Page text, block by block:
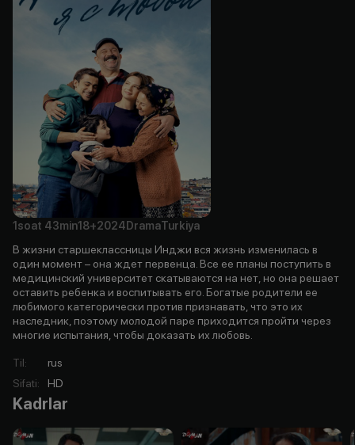
1soat 43min18+2024 DramaTurkiya
В жизни старшеклассницы Инджи вся жизнь изменилась в
один момент – она ждет первенца. Все ее планы поступить в
медицинский университет скатываются на нет, но она решает
оставить ребенка и воспитывать его. Богатые родители ее
любимого категорически против признавать, что это их
наследник, поэтому молодой паре приходится пройти через
многие испытания, чтобы доказать их любовь.
Til:
rus
Sifati: HD
Kadrlar